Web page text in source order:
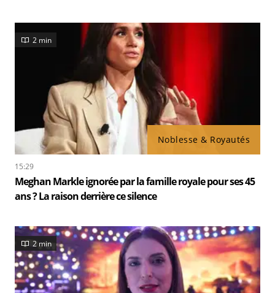
Noblesse & Royautés
2 min
15:29
Meghan Markle ignorée par la famille royale pour ses 45
ans ? La raison derrière ce silence
2 min